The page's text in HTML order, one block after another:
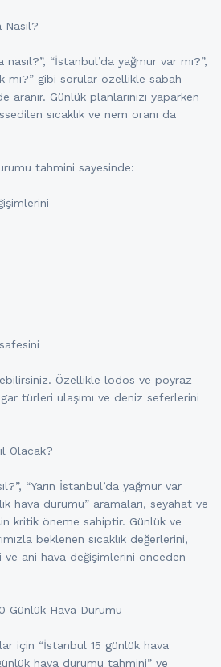
“İstanbul’da yağmur var mı?”,
mı?” gibi sorular özellikle sabah
aranır. Günlük planlarınızı yaparken
sıcaklık ve nem oranı da
tahmini sayesinde:
Özellikle lodos ve poyraz
türleri ulaşımı ve deniz seferlerini
Olacak?
“Yarın İstanbul’da yağmur var
hava durumu” aramaları, seyahat ve
kritik öneme sahiptir. Günlük ve
beklenen sıcaklık değerlerini,
ve ani hava değişimlerini önceden
Günlük Hava Durumu
için “İstanbul 15 günlük hava
hava durumu tahmini” ve